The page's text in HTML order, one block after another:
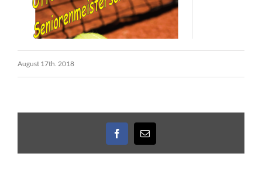
August 17th. 2018
Facebook
E-
Mail